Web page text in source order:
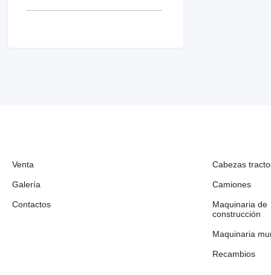
Venta
Galería
Contactos
Cabezas
Camiones
Maquinaria de
construcción
Maquinaria
Recambios